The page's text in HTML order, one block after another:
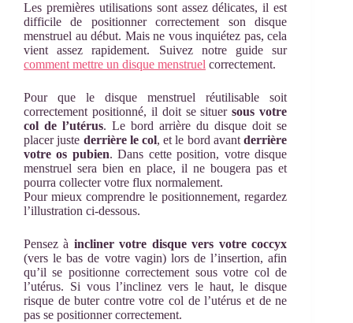
Les premières utilisations sont assez délicates, il est
difficile de positionner correctement son disque
menstruel au début. Mais ne vous inquiétez pas, cela
vient assez rapidement. Suivez notre guide sur
comment mettre un disque menstruel correctement.
Pour que le disque menstruel réutilisable soit
correctement positionné, il doit se situersous votre
col de l’utérus. Le bord arrière du disque doit se
placer juste derrière le col, et le bord avantderrière
votre os pubien. Dans cette position, votre disque
menstruel sera bien en place, il ne bougera pas et
pourra collecter votre flux normalement.
Pour mieux comprendre le positionnement, regardez
l’illustration ci-dessous.
Pensez à incliner votre disque vers votre coccyx
(vers le bas de votre vagin) lors de l’insertion, afin
qu’il se positionne correctement sous votre col de
l’utérus. Si vous l’inclinez vers le haut, le disque
risque de buter contre votre col de l’utérus et de ne
pas se positionner correctement.